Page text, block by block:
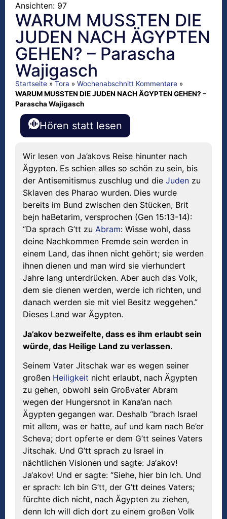
Ansichten: 97
WARUM MUSSTEN DIE
JUDEN NACH ÄGYPTEN
GEHEN? – Parascha
Wajigasch
Startseite » Tora » Wochenabschnitt Kommentare »
WARUM MUSSTEN DIE JUDEN NACH ÄGYPTEN GEHEN? –
Parascha Wajigasch
Hören statt lesen
Wir lesen von Ja’akovs Reise hinunter nach
Ägypten. Es schien alles so schön zu sein, bis
der Antisemitismus zuschlug und die Juden zu
Sklaven des Pharao wurden. Dies wurde
bereits im Bund zwischen den Stücken, Brit
bejn haBetarim, versprochen (Gen 15:13-14):
“Da sprach G’tt zu Abram: Wisse wohl, dass
deine Nachkommen Fremde sein werden in
einem Land, das ihnen nicht gehört; sie werden
ihnen dienen und man wird sie vierhundert
Jahre lang unterdrücken. Aber auch das Volk,
dem sie dienen werden, werde ich richten, und
danach werden sie mit viel Besitz weggehen.”
Dieses Land war Ägypten.
Ja’akov bezweifelte, dass es ihm erlaubt sein
würde, das Heilige Land zu verlassen.
Seinem Vater Jitschak war es wegen seiner
großen Heiligkeit nicht erlaubt, nach Ägypten
zu gehen, obwohl sein Großvater Abram
wegen der Hungersnot in Kana’an nach
Ägypten gegangen war. Deshalb “brach Israel
mit allem, was er hatte, auf und kam nach Be’er
Scheva; dort opferte er dem G’tt seines Vaters
Jitschak. Und G’tt sprach zu Israel in
nächtlichen Visionen und sagte: Ja‘akov!
Ja‘akov! Und er sagte: “Siehe, hier bin Ich. Und
er sprach: Ich bin G’tt, der G’tt deines Vaters;
fürchte dich nicht, nach Ägypten zu ziehen,
denn Ich will dich dort zu einem großen Volk